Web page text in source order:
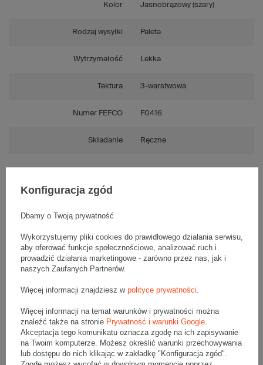
Kolor Jasnobrązowy (szary)
Rodzaj wysyłki Paleta
Wytrzymałość Lekka
Tektura 3-warstwowa
Numer FEFCO F0416
Składanie Ręczne
Paleta szarych kartonów fasonowych - 6660 szt.
Wymiary zewnętrzne: 200x120x60mm (długość x szerokość x
wysokość)
Opakowanie wykonane jest z tektury falistej 3-warstwowej, fala B
• zewnętrzne:200x120x60 mm
• wewnętrzne:194x114x52 mm
• pojemność:
1 l
Materiał
Konfiguracja zgód
Dbamy o Twoją prywatność
Wykorzystujemy pliki cookies do prawidłowego działania serwisu,
aby oferować funkcje społecznościowe, analizować ruch i
prowadzić działania marketingowe - zarówno przez nas, jak i
naszych Zaufanych Partnerów.
Więcej informacji znajdziesz w polityce prywatności.
Więcej informacji na temat warunków i prywatności można
znaleźć także na stronie Prywatność i warunki Google.
Akceptacja tego komunikatu oznacza zgodę na ich zapisywanie
na Twoim komputerze. Możesz określić warunki przechowywania
lub dostępu do nich klikając w zakładkę "Konfiguracja zgód".